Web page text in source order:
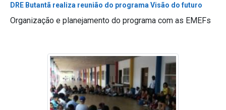
DRE Butantã realiza reunião do programa Visão do futuro
Organização e planejamento do programa com as EMEFs